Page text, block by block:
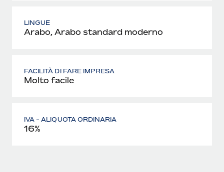
LINGUE
Arabo, Arabo standard moderno
FACILITÀ DI FARE IMPRESA
Molto facile
IVA - ALIQUOTA ORDINARIA
16%